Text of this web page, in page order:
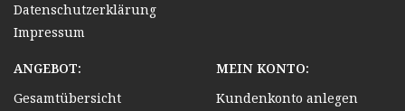
Datenschutzerklärung
Impressum
ANGEBOT:
Gesamtübersicht
MEIN KONTO:
Kundenkonto anlegen